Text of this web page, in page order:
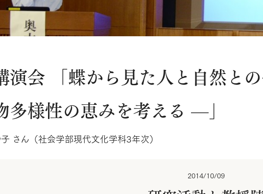
演会 「蝶から見た人と自然と
多様性の恵みを考える —」
さん（社会学部現代文化学科3年次）
2014/10/09